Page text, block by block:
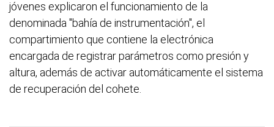
jóvenes explicaron el funcionamiento de la
denominada "bahía de instrumentación", el
compartimiento que contiene la electrónica
encargada de registrar parámetros como presión y
altura, además de activar automáticamente el sistema
de recuperación del cohete.